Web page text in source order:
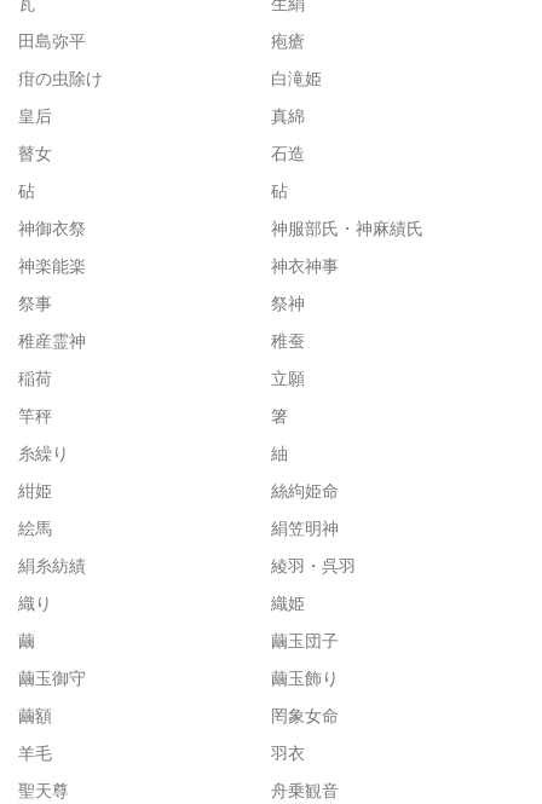
田島弥平
疱瘡
疳の虫除け
白滝姫
皇后
真綿
瞽女
石造
砧
砧
神御衣祭
神服部氏・神麻績氏
神楽能楽
神衣神事
祭事
祭神
稚産霊神
稚蚕
稲荷
立願
竿秤
箸
糸繰り
紬
紺姫
絲絇姫命
絵馬
絹笠明神
絹糸紡績
綾羽・呉羽
織り
織姫
繭
繭玉団子
繭玉御守
繭玉飾り
繭額
罔象女命
羊毛
羽衣
聖天尊
舟乗観音